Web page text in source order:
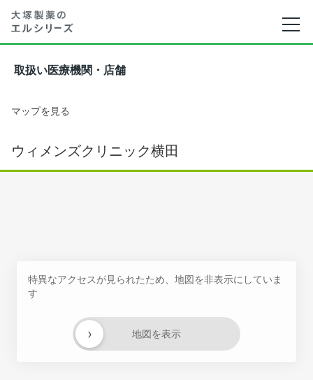
取扱い医療機関・店舗
マップを見る
ウィメンズクリニック横田
特異なアクセスが見られたため、地図を非表示にしていま
す
地図を表示
›